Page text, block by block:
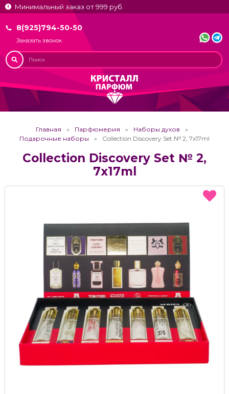
Минимальный заказ от 999 руб.
8(925)794-50-50
Заказать звонок
Главная Парфюмерия
Наборы духов
Подарочные наборы
Collection Discovery Set № 2, 7x17ml
Collection Discovery Set № 2,
7x17ml